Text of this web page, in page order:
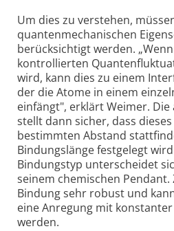
Um dies zu verstehen,
quantenmechanischen
berücksichtigt werden.
kontrollierten
wird, kann dies zu einem
der die Atome in einem
einfängt", erklärt Weimer.
stellt dann sicher, dass
bestimmten Abstand
Bindungslänge festgelegt
Bindungstyp unterscheidet
seinem chemischen Pendant.
Bindung sehr robust und
eine Anregung mit
werden.